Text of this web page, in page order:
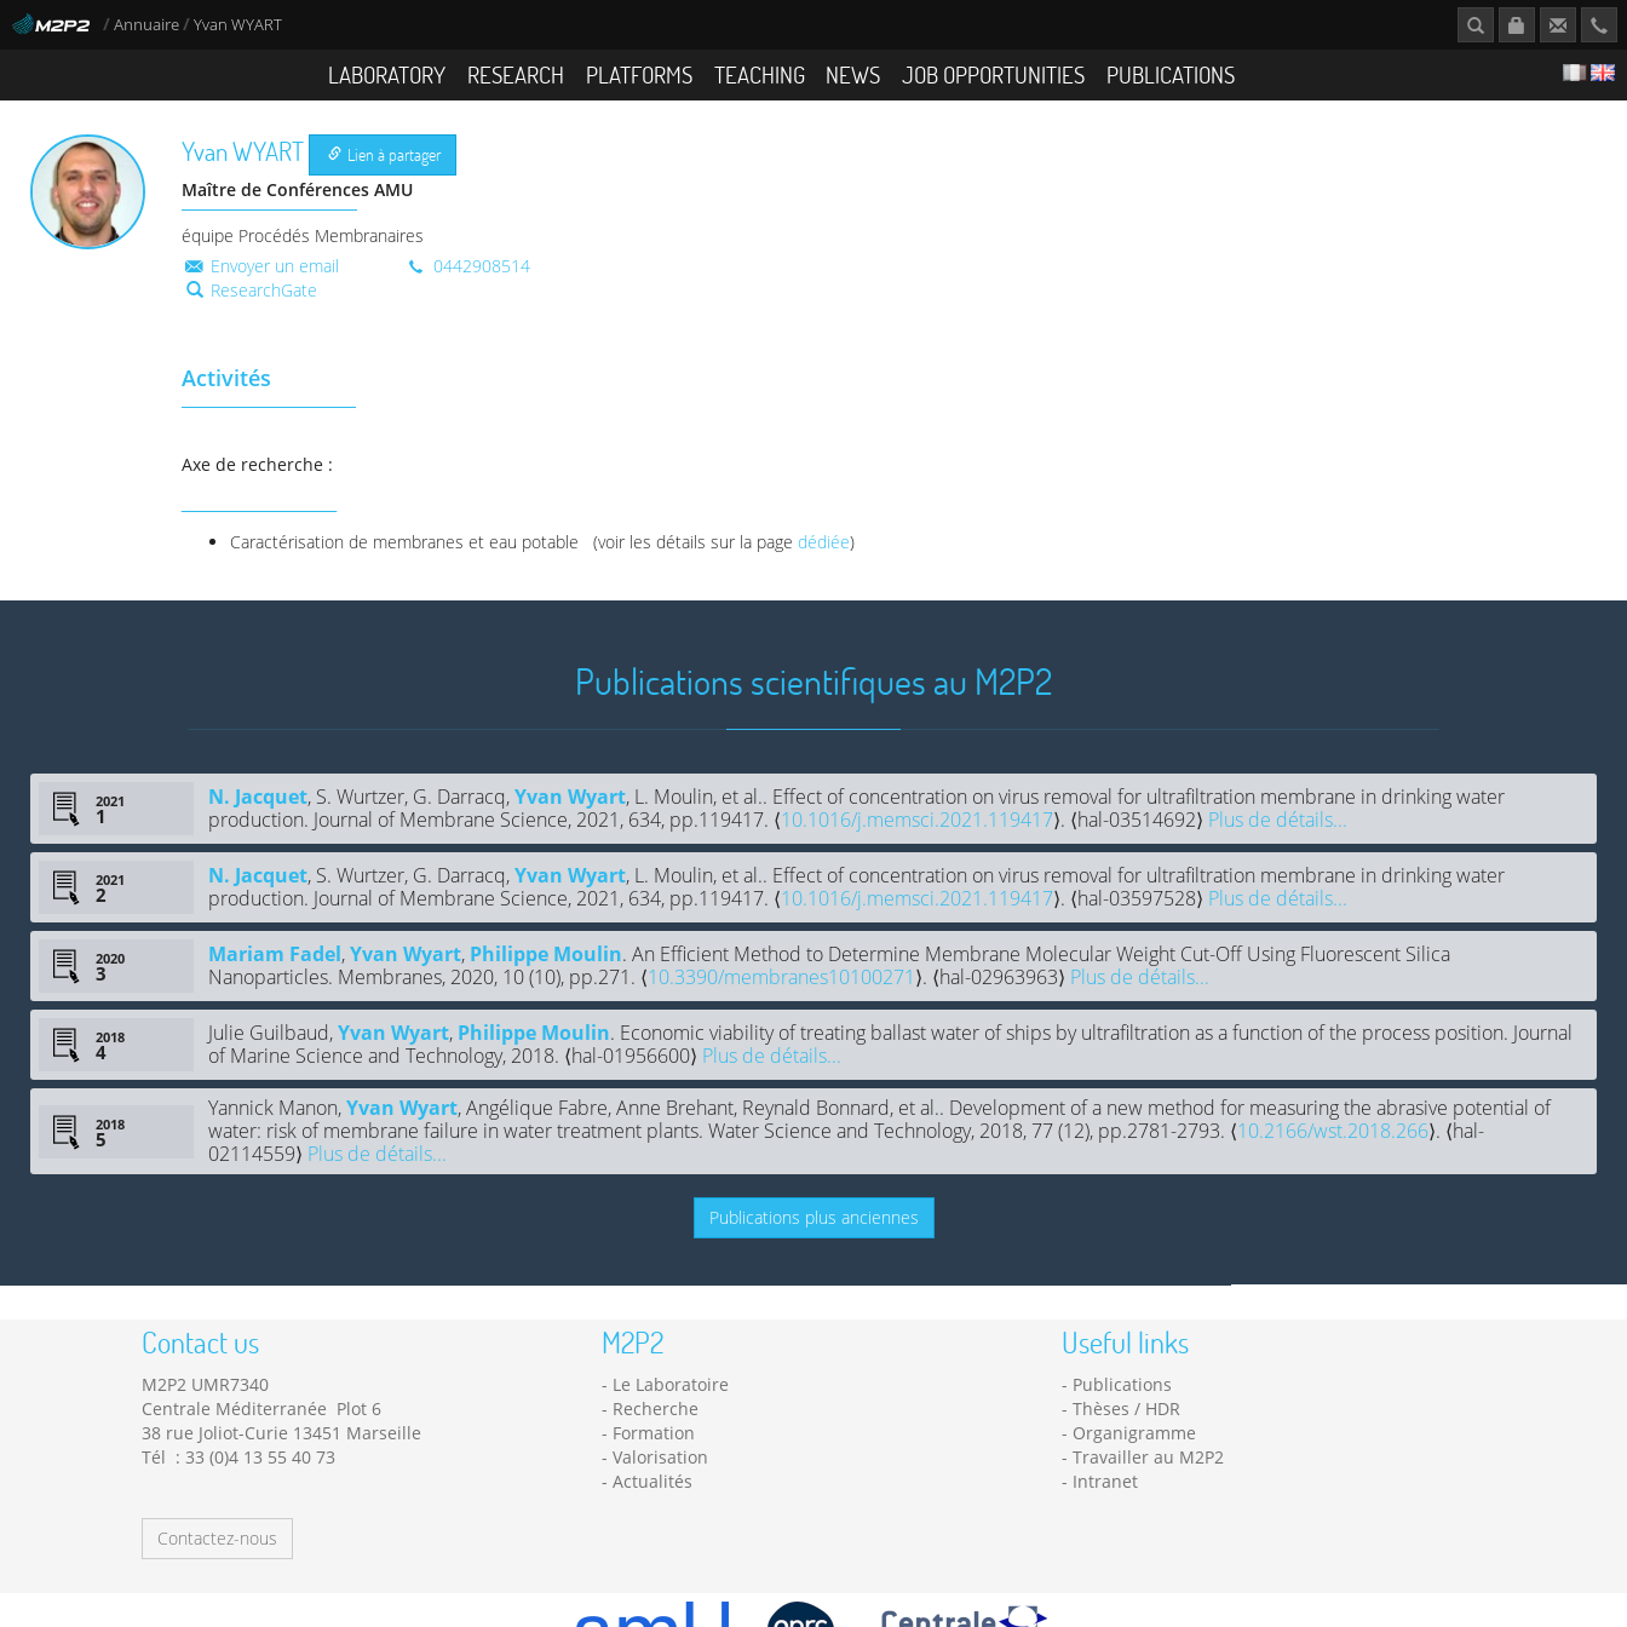
/Annuaire/Yvan WYART
LABORATORY RESEARCH PLATFORMS TEACHING NEWS JOB OPPORTUNITIES PUBLICATIONS
YvanWYART
Lien à partager
Maître de Conférences AMU
équipe Procédés Membranaires
Envoyer un email
0442908514
ResearchGate
Activités
Axe de recherche :
Caractérisation de membranes et eau potable (voir les détails sur la pagedédiée)
Publications scientifiques au M2P2
2021 N. Jacquet, S. Wurtzer, G. Darracq,Yvan Wyart, L. Moulin, et al.. Effect of concentration on virus removal for ultrafiltration membrane in drinking water
production. Journal of Membrane Science, 2021, 634, pp.119417. ⟨10.1016/j.memsci.2021.119417⟩. ⟨hal-03514692⟩ Plus de détails...
2021 N. Jacquet, S. Wurtzer, G. Darracq,Yvan Wyart, L. Moulin, et al.. Effect of concentration on virus removal for ultrafiltration membrane in drinking water
production. Journal of Membrane Science, 2021, 634, pp.119417. ⟨10.1016/j.memsci.2021.119417⟩. ⟨hal-03597528⟩ Plus de détails...
2020 Mariam Fadel,Yvan Wyart, Philippe Moulin. An Efficient Method to Determine Membrane Molecular Weight Cut-Off Using Fluorescent Silica
Nanoparticles. Membranes, 2020, 10 (10), pp.271. ⟨10.3390/membranes10100271⟩. ⟨hal-02963963⟩ Plus de détails...
2018 Julie Guilbaud,Yvan Wyart, Philippe Moulin. Economic viability of treating ballast water of ships by ultrafiltration as a function of the process position. Journal
of Marine Science and Technology, 2018. ⟨hal-01956600⟩ Plus de détails...
2018
Yannick Manon,Yvan Wyart, Angélique Fabre, Anne Brehant, Reynald Bonnard, et al.. Development of a new method for measuring the abrasive potential of
water: risk of membrane failure in water treatment plants. Water Science and Technology, 2018, 77 (12), pp.2781-2793. ⟨10.2166/wst.2018.266⟩. ⟨hal-
02114559⟩ Plus de détails...
Publications plus anciennes
Contact us
M2P2 UMR7340
Centrale Méditerranée Plot 6
38 rue Joliot-Curie 13451 Marseille
Tél : 33 (0)4 13 55 40 73
Contactez-nous
M2P2
Le Laboratoire
Recherche
Formation
Valorisation
Actualités
Useful links
Publications
Thèses / HDR
Organigramme
Travailler au M2P2
Intranet